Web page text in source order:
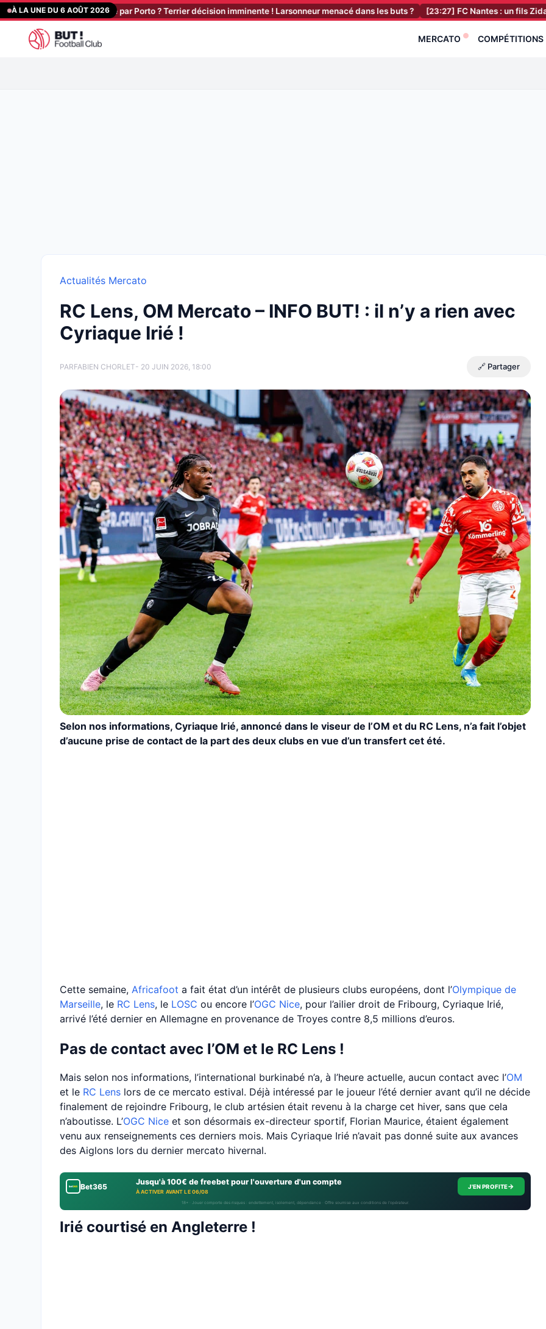
Aller
au
contenu
À LA UNE DU 6 AOÛT 2026
: Stassin relancé par Porto ? Terrier décision imminente ! Larsonneur menacé dans les buts ? [23:27] FC Nantes : un fils Zidane
MERCATO COMPÉTITIONS
Actualités Mercato
RC Lens, OM Mercato – INFO BUT! : il n’y a rien avec
Cyriaque Irié !
PARFABIEN CHORLET- 20 JUIN 2026, 18:00 🔗 Partager
Selon nos informations, Cyriaque Irié, annoncé dans le viseur de l’OM et du RC Lens, n’a fait l’objet
d’aucune prise de contact de la part des deux clubs en vue d’un transfert cet été.
Cette semaine, Africafoot a fait état d’un intérêt de plusieurs clubs européens, dont l’Olympique de
Marseille, le RC Lens, le LOSC ou encore l’OGC Nice, pour l’ailier droit de Fribourg, Cyriaque Irié,
arrivé l’été dernier en Allemagne en provenance de Troyes contre 8,5 millions d’euros.
Pas de contact avec l’OM et le RC Lens !
Mais selon nos informations, l’international burkinabé n’a, à l’heure actuelle, aucun contact avec l’OM
et le RC Lens lors de ce mercato estival. Déjà intéressé par le joueur l’été dernier avant qu’il ne décide
finalement de rejoindre Fribourg, le club artésien était revenu à la charge cet hiver, sans que cela
n’aboutisse. L’OGC Nice et son désormais ex-directeur sportif, Florian Maurice, étaient également
venu aux renseignements ces derniers mois. Mais Cyriaque Irié n’avait pas donné suite aux avances
des Aiglons lors du dernier mercato hivernal.
Bet365 Jusqu'à 100€ de freebet pour l'ouverture d'un compte
À ACTIVER AVANT LE 06/08
J'EN PROFITE→
18+ · Jouer comporte des risques : endettement, isolement, dépendance · Offre soumise aux conditions de l’opérateur.
Irié courtisé en Angleterre !